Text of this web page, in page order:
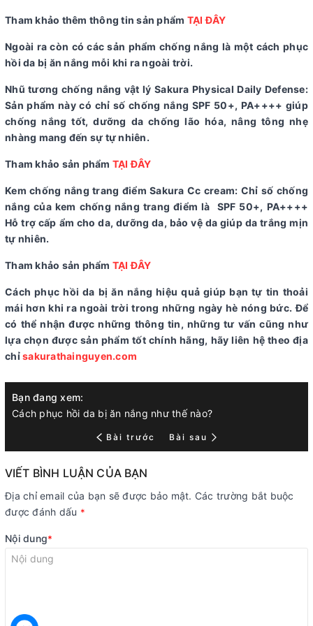
Tham khảo thêm thông tin sản phẩm TẠI ĐÂY
Ngoài ra còn có các sản phẩm chống nắng là một cách phục
hồi da bị ăn nắng mỗi khi ra ngoài trời.
Nhũ tương chống nắng vật lý Sakura Physical Daily Defense:
Sản phẩm này có chỉ số chống nắng SPF 50+, PA++++ giúp
chống nắng tốt, dưỡng da chống lão hóa, nâng tông nhẹ
nhàng mang đến sự tự nhiên.
Tham khảo sản phẩm TẠI ĐÂY
Kem chống nắng trang điểm Sakura Cc cream: Chỉ số chống
nắng của kem chống nắng trang điểm là SPF 50+, PA++++
Hỗ trợ cấp ẩm cho da, dưỡng da, bảo vệ da giúp da trắng mịn
tự nhiên.
Tham khảo sản phẩm TẠI ĐÂY
Cách phục hồi da bị ăn nắng hiệu quả giúp bạn tự tin thoải
mái hơn khi ra ngoài trời trong những ngày hè nóng bức. Để
có thể nhận được những thông tin, những tư vấn cũng như
lựa chọn được sản phẩm tốt chính hãng, hãy liên hệ theo địa
chỉsakurathainguyen.com
Bạn đang xem:
Cách phục hồi da bị ăn nắng như thế nào?
Bài trước Bài sau
VIẾT BÌNH LUẬN CỦA BẠN
Địa chỉ email của bạn sẽ được bảo mật. Các trường bắt buộc
được đánh dấu *
Nội dung*